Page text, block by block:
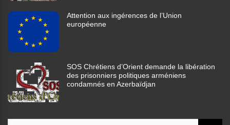
Attention aux ingérences de l’Union
européenne
SOS Chrétiens d’Orient demande la libération
des prisonniers politiques arméniens
condamnés en Azerbaïdjan